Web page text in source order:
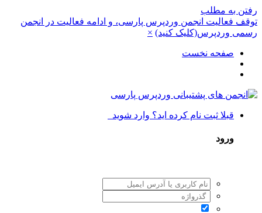
رفتن به مطلب
توقف فعالیت انجمن وردپرس پارسی، و ادامه فعالیت در انجمن
رسمی وردپرس(کلیک کنید) ×
صفحه نخست
قبلا ثبت نام کرده اید؟ وارد شوید
ورود